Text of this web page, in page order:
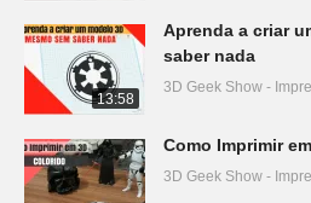
13:58
Aprenda a criar
saber nada
3D Geek Show -
Como Imprimir
3D Geek Show -